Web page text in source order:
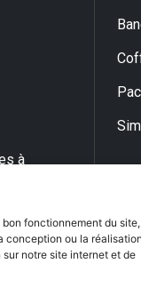
bon fonctionnement du
conception ou la réalisation
notre site internet et de
à